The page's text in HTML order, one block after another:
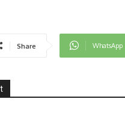
Share WhatsApp